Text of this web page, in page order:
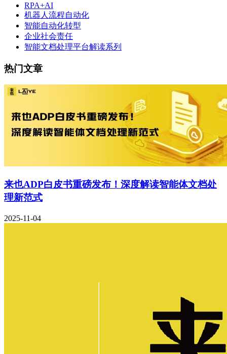
RPA+AI
机器人流程自动化
智能自动化转型
企业社会责任
智能文档处理平台解读系列
热门文章
来也ADP白皮书重磅发布！深度解读智能体文档处
理新范式
2025-11-04